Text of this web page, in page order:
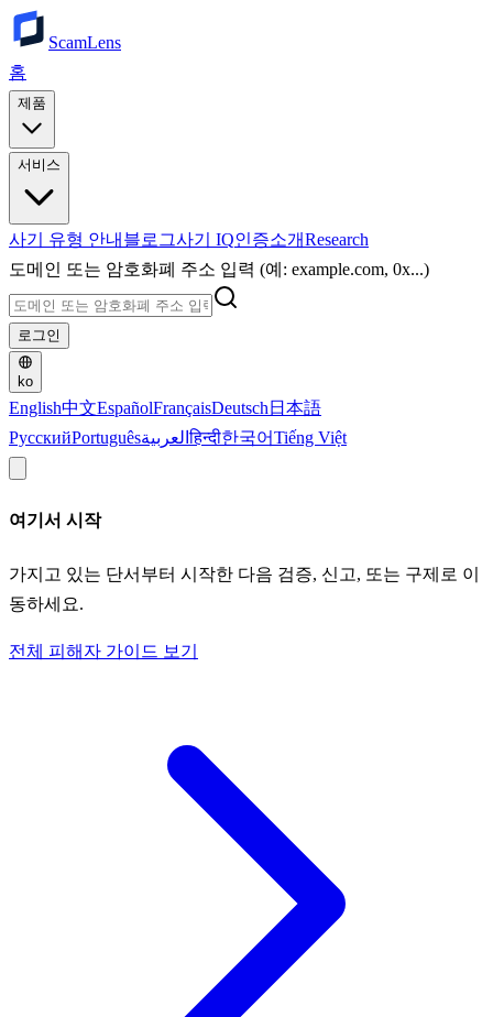
ScamLens
홈
제품
서비스
사기 유형 안내 블로그사기 IQ인증소개Research
도메인 또는 암호화폐 주소 입력 (예: example.com, 0x...)
로그인
ko
English中文EspañolFrançaisDeutsch 日本語
РусскийPortuguêsالعربيةहिन्दी한국어Tiếng Việt
여기서 시작
가지고 있는 단서부터 시작한 다음 검증, 신고, 또는 구제로 이
동하세요.
전체 피해자 가이드 보기